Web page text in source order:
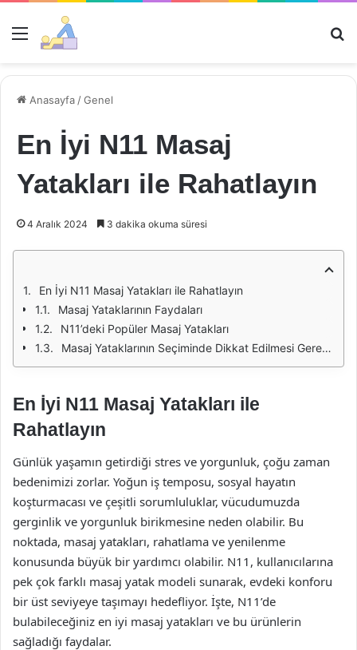
Menü
Anasayfa /Genel
En İyi N11 Masaj
Yatakları ile Rahatlayın
4 Aralık 2024 3 dakika okuma süresi
En İyi N11 Masaj Yatakları ile Rahatlayın
Masaj Yataklarının Faydaları
N11’deki Popüler Masaj Yatakları
Masaj Yataklarının Seçiminde Dikkat Edilmesi Gerekenler
En İyi N11 Masaj Yatakları ile
Rahatlayın
Günlük yaşamın getirdiği stres ve yorgunluk, çoğu zaman
bedenimizi zorlar. Yoğun iş temposu, sosyal hayatın
koşturmacası ve çeşitli sorumluluklar, vücudumuzda
gerginlik ve yorgunluk birikmesine neden olabilir. Bu
noktada, masaj yatakları, rahatlama ve yenilenme
konusunda büyük bir yardımcı olabilir. N11, kullanıcılarına
pek çok farklı masaj yatak modeli sunarak, evdeki konforu
bir üst seviyeye taşımayı hedefliyor. İşte, N11’de
bulabileceğiniz en iyi masaj yatakları ve bu ürünlerin
sağladığı faydalar.